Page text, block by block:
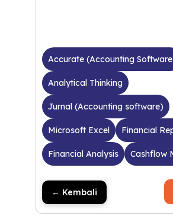
Accurate (Accounting
Analytical Thinking
Jurnal (Accounting software)
Microsoft Excel Financial
Financial Analysis Cashflow
← Kembali